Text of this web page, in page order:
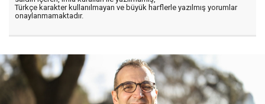
Türkçe karakter kullanılmayan ve büyük harflerle yazılmış yorumlar
onaylanmamaktadır.